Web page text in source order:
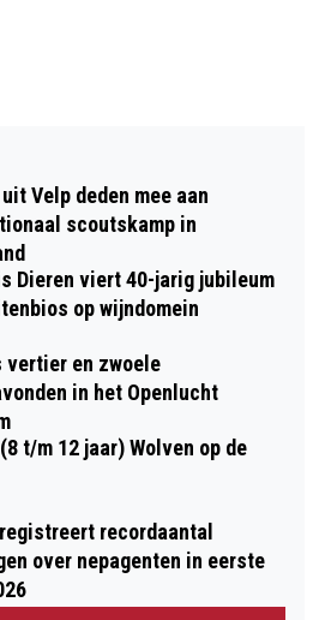
BIJ 35-JARIG
DE
OP
TE VELP
Velp deden mee aan
scoutskamp in
Dieren viert 40-jarig jubileum
op wijndomein
vertier en zwoele
in het Openlucht
(8 t/m 12 jaar) Wolven op de
recordaantal
over nepagenten in eerste